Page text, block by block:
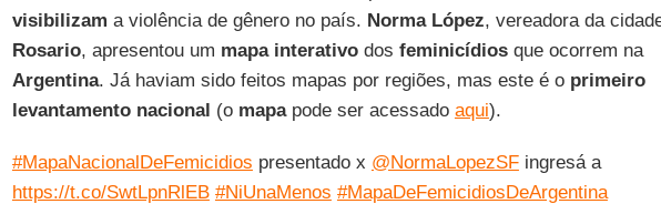
visibilizam a violência de gênero no país. Norma López, vereadora da
Rosario, apresentou um mapa interativodos feminicídiosque ocorrem na
Argentina. Já haviam sido feitos mapas por regiões, mas este é o primeiro
levantamento nacional (o mapapode ser acessado aqui).
#MapaNacionalDeFemicidios presentado x @NormaLopezSFingresá a
https://t.co/SwtLpnRlEB #NiUnaMenos #MapaDeFemicidiosDeArgentina